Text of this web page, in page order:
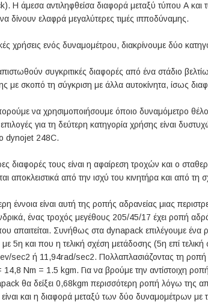
άμεσα αντιληφθείσα διαφορά μεταξύ τύπου Α και
δίνουν ελαφρά μεγαλύτερες τιμές ιπποδύναμης.
χρήσεις ενός δυναμομέτρου, διακρίνουμε δύο
συγκριτικές διαφορές από ένα στάδιο
με σκοπό τη σύγκριση με άλλα αυτοκίνητα, ίσως
να χρησιμοποιήσουμε όποιο δυναμόμετρο
για τη δεύτερη κατηγορία χρήσης είναι
dynojet 248C.
διαφορές τους είναι η αφαίρεση τροχών και ο
αποκλειστικά από την ισχύ του κινητήρα και από
έννοια είναι αυτή της ροπής αδρανείας μιας
ένας τροχός μεγέθους 205/45/17 έχει ροπή
απαιτείται. Συνήθως στα dynapack επιλέγoυμε
με 5η και που η τελική σχέση μετάδοσης (5η επί
sec2 ή 11,94rad/sec2. Πολλαπλασιάζοντας τη ροπή
Νm = 1.5 kgm. Για να βρούμε την αντίστοιχη
θα δείξει 0,68kgm περισσότερη ροπή λόγω της
και η διαφορά μεταξύ των δύο δυναμομέτρων